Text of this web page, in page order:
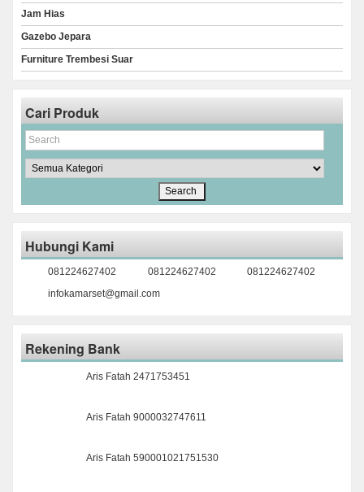
Jam Hias
Gazebo Jepara
Furniture Trembesi Suar
Cari Produk
Hubungi Kami
081224627402 081224627402
081224627402
infokamarset@gmail.com
Rekening Bank
Aris Fatah 2471753451
Aris Fatah 9000032747611
Aris Fatah 590001021751530